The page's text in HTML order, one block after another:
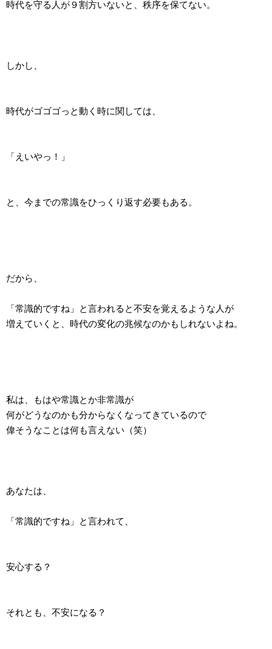
時代を守る人が９割方いないと、秩序を保てない。
しかし、
時代がゴゴゴっと動く時に関しては、
「えいやっ！」
と、今までの常識をひっくり返す必要もある。
だから、
「常識的ですね」と言われると不安を覚えるような人が
増えていくと、時代の変化の兆候なのかもしれないよね。
私は、もはや常識とか非常識が
何がどうなのかも分からなくなってきているので
偉そうなことは何も言えない（笑）
あなたは、
「常識的ですね」と言われて、
安心する？
それとも、不安になる？